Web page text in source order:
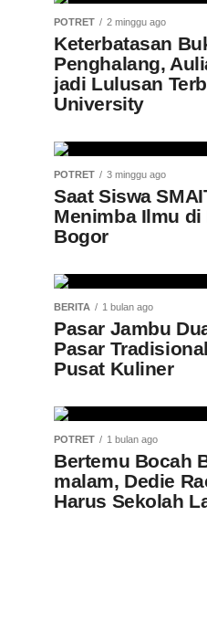
POTRET 2 minggu ago
Keterbatasan
Penghalang,
jadi Lulusan
University
POTRET 3 minggu ago
Saat Siswa
Menimba Ilmu di
Bogor
BERITA 1 bulan ago
Pasar Jambu
Pasar
Pusat Kuliner
POTRET 1 bulan ago
Bertemu Bocah
malam, Dedie
Harus Sekolah